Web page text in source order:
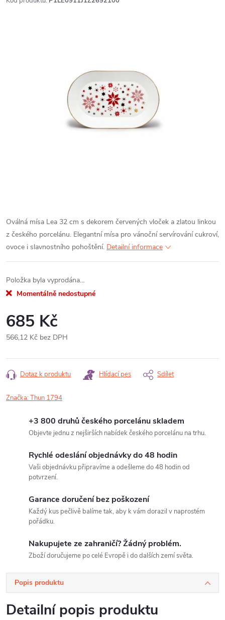
Oválná mísa Lea 32 cm s dekorem červených vloček a zlatou linkou
z českého porcelánu. Elegantní mísa pro vánoční servírování cukroví,
ovoce i slavnostního pohoštění. Detailní informace
Položka byla vyprodána…
Momentálně nedostupné
685 Kč
566,12 Kč bez DPH
cena:
Dotaz k produktu Hlídací pes Sdílet
Značka:Thun 1794
+3 800 druhů českého porcelánu skladem
Objevte jednu z nejširších nabídek českého porcelánu na trhu.
Rychlé odeslání objednávky do 48 hodin
Vaši objednávku připravíme a odešleme do 48 hodin od
potvrzení.
Garance doručení bez poškození
Každý kus pečlivě balíme tak, aby k vám dorazil v naprostém
pořádku.
Nakupujete ze zahraničí? Žádný problém.
Zboží doručujeme po celé Evropě i do dalších zemí světa.
Popis produktu
Detailní popis produktu